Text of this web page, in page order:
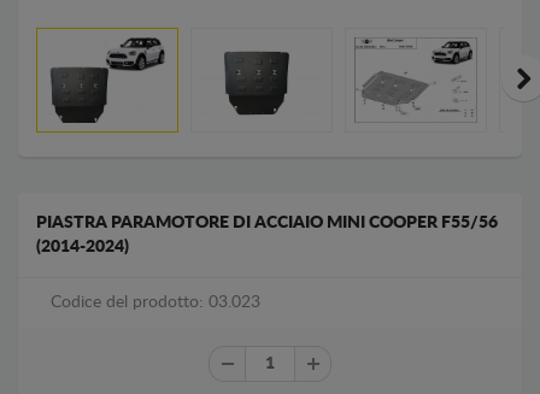
PIASTRA PARAMOTORE DI ACCIAIO MINI COOPER F55/56
(2014-2024)
Codice del prodotto: 03.023